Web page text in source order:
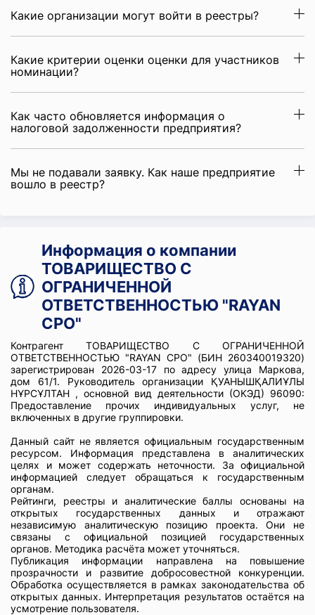
Какие организации могут войти в реестры?
Какие критерии оценки оценки для участников
номинации?
Как часто обновляется информация о
налоговой задолженности предприятия?
Мы не подавали заявку. Как наше предприятие
вошло в реестр?
Информация о компании
ТОВАРИЩЕСТВО С
ОГРАНИЧЕННОЙ
ОТВЕТСТВЕННОСТЬЮ "RAYAN
CPO"
Контрагент ТОВАРИЩЕСТВО С ОГРАНИЧЕННОЙ
ОТВЕТСТВЕННОСТЬЮ "RAYAN CPO" (БИН 260340019320)
зарегистрирован 2026-03-17 по адресу улица Маркова,
дом 61/1. Руководитель организации ҚУАНЫШҚАЛИҰЛЫ
НҰРСҰЛТАН , основной вид деятельности (ОКЭД) 96090:
Предоставление прочих индивидуальных услуг, не
включенных в другие группировки.
Данный сайт не является официальным государственным
ресурсом. Информация представлена в аналитических
целях и может содержать неточности. За официальной
информацией следует обращаться к государственным
органам.
Рейтинги, реестры и аналитические баллы основаны на
открытых государственных данных и отражают
независимую аналитическую позицию проекта. Они не
связаны с официальной позицией государственных
органов. Методика расчёта может уточняться.
Публикация информации направлена на повышение
прозрачности и развитие добросовестной конкуренции.
Обработка осуществляется в рамках законодательства об
открытых данных. Интерпретация результатов остаётся на
усмотрение пользователя.